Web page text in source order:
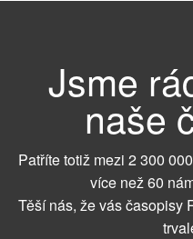
Jsme
naše
Patříte totiž mezi 2 300
více než 60
Těší nás, že vás časopisy